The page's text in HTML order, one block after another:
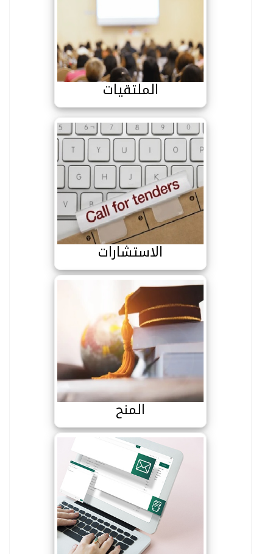
الملتقيات
الملتقيات
الاستشارات
الاستشارات
المنح
المنح
البريد الالكتروني